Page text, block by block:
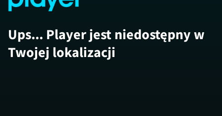
Ups... Player jest niedostępny w
Twojej lokalizacji